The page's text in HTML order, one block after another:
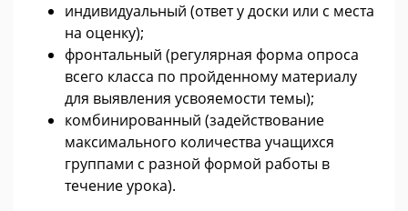
индивидуальный (ответ у доски или с места
на оценку);
фронтальный (регулярная форма опроса
всего класса по пройденному материалу
для выявления усвояемости темы);
комбинированный (задействование
максимального количества учащихся
группами с разной формой работы в
течение урока).